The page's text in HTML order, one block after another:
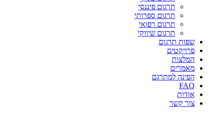
תרגום פיננסי
תרגום ספרותי
תרגום רפואי
תרגום שיווקי
שפות תרגום
פרויקטים
המלצות
מאמרים
הפינה למתרגם
FAQ
אודות
צור קשר